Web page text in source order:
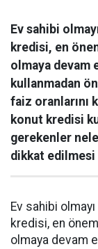
Ev sahibi
kredisi, en
olmaya devam
kullanmadan
faiz oranlarını
konut kredisi
gerekenler
dikkat
Ev sahibi
kredisi, en
olmaya devam